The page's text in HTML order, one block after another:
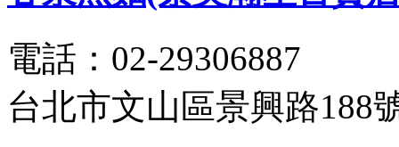
電話：02-29306887
台北市文山區景興路188